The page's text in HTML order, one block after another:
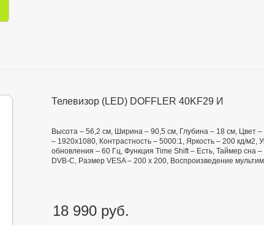
Телевизор (LED) DOFFLER 40KF29 И
Высота – 56,2 см, Ширина – 90,5 см, Глубина – 18 см, Цвет
– 1920x1080, Контрастность – 5000:1, Яркость – 200 кд/м2,
обновления – 60 Гц, Функция Time Shift – Есть, Таймер сна
DVB-C, Размер VESA – 200 х 200, Воспроизведение
18 990 руб.